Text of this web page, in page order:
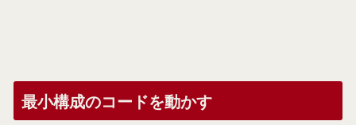
最小構成のコードを動かす